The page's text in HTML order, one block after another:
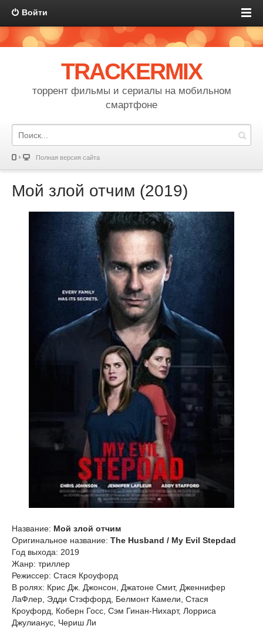
Войти
TRACKERMIX
торрент фильмы и сериалы на мобильном
смартфоне
Полная версия сайта
Мой злой отчим (2019)
Название: Мой злой отчим
Оригинальное название: The Husband / My Evil Stepdad
Год выхода: 2019
Жанр: триллер
Режиссер: Стася Кроуфорд
В ролях: Крис Дж. Джонсон, Джатоне Смит, Дженнифер
ЛаФлер, Эдди Стэффорд, Белмонт Камели, Стася
Кроуфорд, Коберн Госс, Сэм Гинан-Нихарт, Лорриса
Джулианус, Чериш Ли